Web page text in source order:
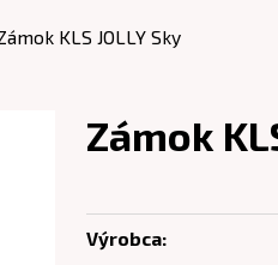
KLS JOLLY Sky
Zámok
Výrobca: